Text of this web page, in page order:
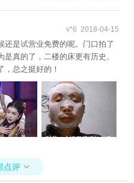
v*6 2018-04-15
还是试营业免费的呢。门口拍了
真的了，二楼的床更有历史。
总之挺好的！
点评 